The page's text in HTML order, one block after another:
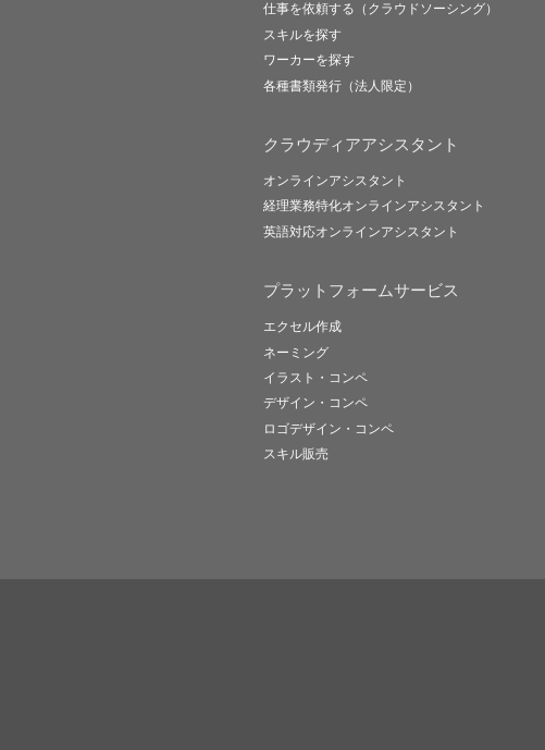
仕事を依頼する（クラウドソーシング）
スキルを探す
ワーカーを探す
各種書類発行（法人限定）
クラウディアアシスタント
オンラインアシスタント
経理業務特化オンラインアシスタント
英語対応オンラインアシスタント
プラットフォームサービス
エクセル作成
ネーミング
イラスト・コンペ
デザイン・コンペ
ロゴデザイン・コンペ
スキル販売